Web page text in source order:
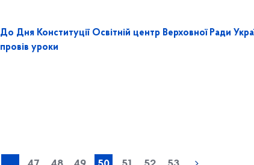
До Дня Конституції Освітній центр Верховної Ради
провів уроки